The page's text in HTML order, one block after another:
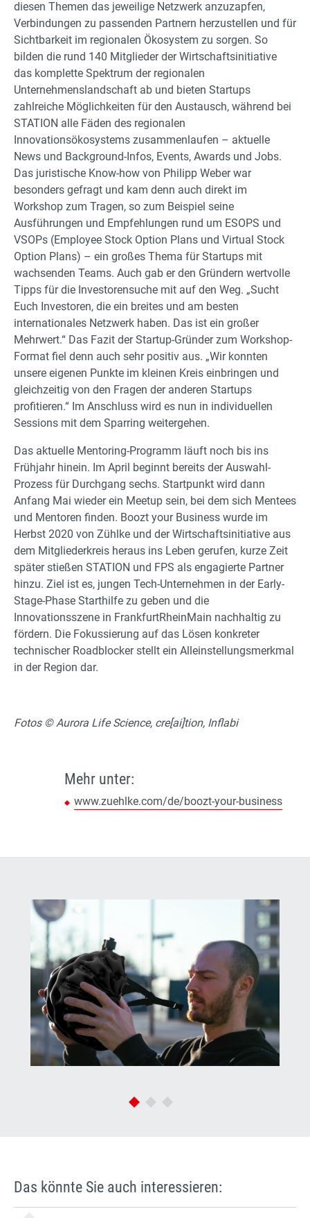
diesen Themen das jeweilige Netzwerk anzuzapfen,
Verbindungen zu passenden Partnern herzustellen und für
Sichtbarkeit im regionalen Ökosystem zu sorgen. So
bilden die rund 140 Mitglieder der Wirtschaftsinitiative
das komplette Spektrum der regionalen
Unternehmenslandschaft ab und bieten Startups
zahlreiche Möglichkeiten für den Austausch, während bei
STATION alle Fäden des regionalen
Innovationsökosystems zusammenlaufen – aktuelle
News und Background-Infos, Events, Awards und Jobs.
Das juristische Know-how von Philipp Weber war
besonders gefragt und kam denn auch direkt im
Workshop zum Tragen, so zum Beispiel seine
Ausführungen und Empfehlungen rund um ESOPS und
VSOPs (Employee Stock Option Plans und Virtual Stock
Option Plans) – ein großes Thema für Startups mit
wachsenden Teams. Auch gab er den Gründern wertvolle
Tipps für die Investorensuche mit auf den Weg. „Sucht
Euch Investoren, die ein breites und am besten
internationales Netzwerk haben. Das ist ein großer
Mehrwert.“ Das Fazit der Startup-Gründer zum Workshop-
Format fiel denn auch sehr positiv aus. „Wir konnten
unsere eigenen Punkte im kleinen Kreis einbringen und
gleichzeitig von den Fragen der anderen Startups
profitieren.“ Im Anschluss wird es nun in individuellen
Sessions mit dem Sparring weitergehen.
Das aktuelle Mentoring-Programm läuft noch bis ins
Frühjahr hinein. Im April beginnt bereits der Auswahl-
Prozess für Durchgang sechs. Startpunkt wird dann
Anfang Mai wieder ein Meetup sein, bei dem sich Mentees
und Mentoren finden. Boozt your Business wurde im
Herbst 2020 von Zühlke und der Wirtschaftsinitiative aus
dem Mitgliederkreis heraus ins Leben gerufen, kurze Zeit
später stießen STATION und FPS als engagierte Partner
hinzu. Ziel ist es, jungen Tech-Unternehmen in der Early-
Stage-Phase Starthilfe zu geben und die
Innovationsszene in FrankfurtRheinMain nachhaltig zu
fördern. Die Fokussierung auf das Lösen konkreter
technischer Roadblocker stellt ein Alleinstellungsmerkmal
in der Region dar.
Fotos © Aurora Life Science, cre[ai]tion, Inflabi
Mehr unter:
www.zuehlke.com/de/boozt-your-business
Das könnte Sie auch interessieren: